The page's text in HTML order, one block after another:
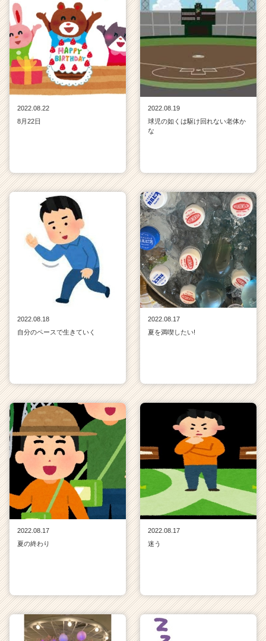
2022.08.22
8月22日
2022.08.19
球児の如くは駆け回れない老体か
な
2022.08.18
自分のペースで生きていく
2022.08.17
夏を満喫したい!
2022.08.17
夏の終わり
2022.08.17
迷う